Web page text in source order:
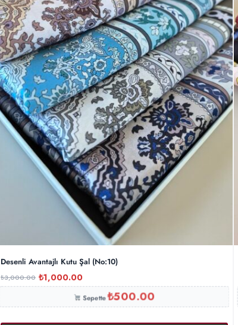
Desenli Avantajlı Kutu Şal (No:10)
₺3,000.00 ₺1,000.00
Sepette₺500.00